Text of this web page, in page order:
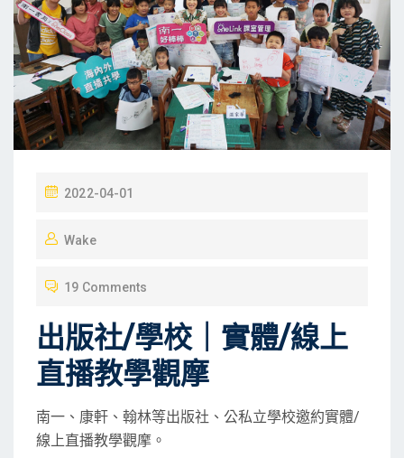
P
S
E
O
N
2022-04-01
Wake
19 Comments
出版社/學校｜實體/線上
直播教學觀摩
南一、康軒、翰林等出版社、公私立學校邀約實體/
線上直播教學觀摩。